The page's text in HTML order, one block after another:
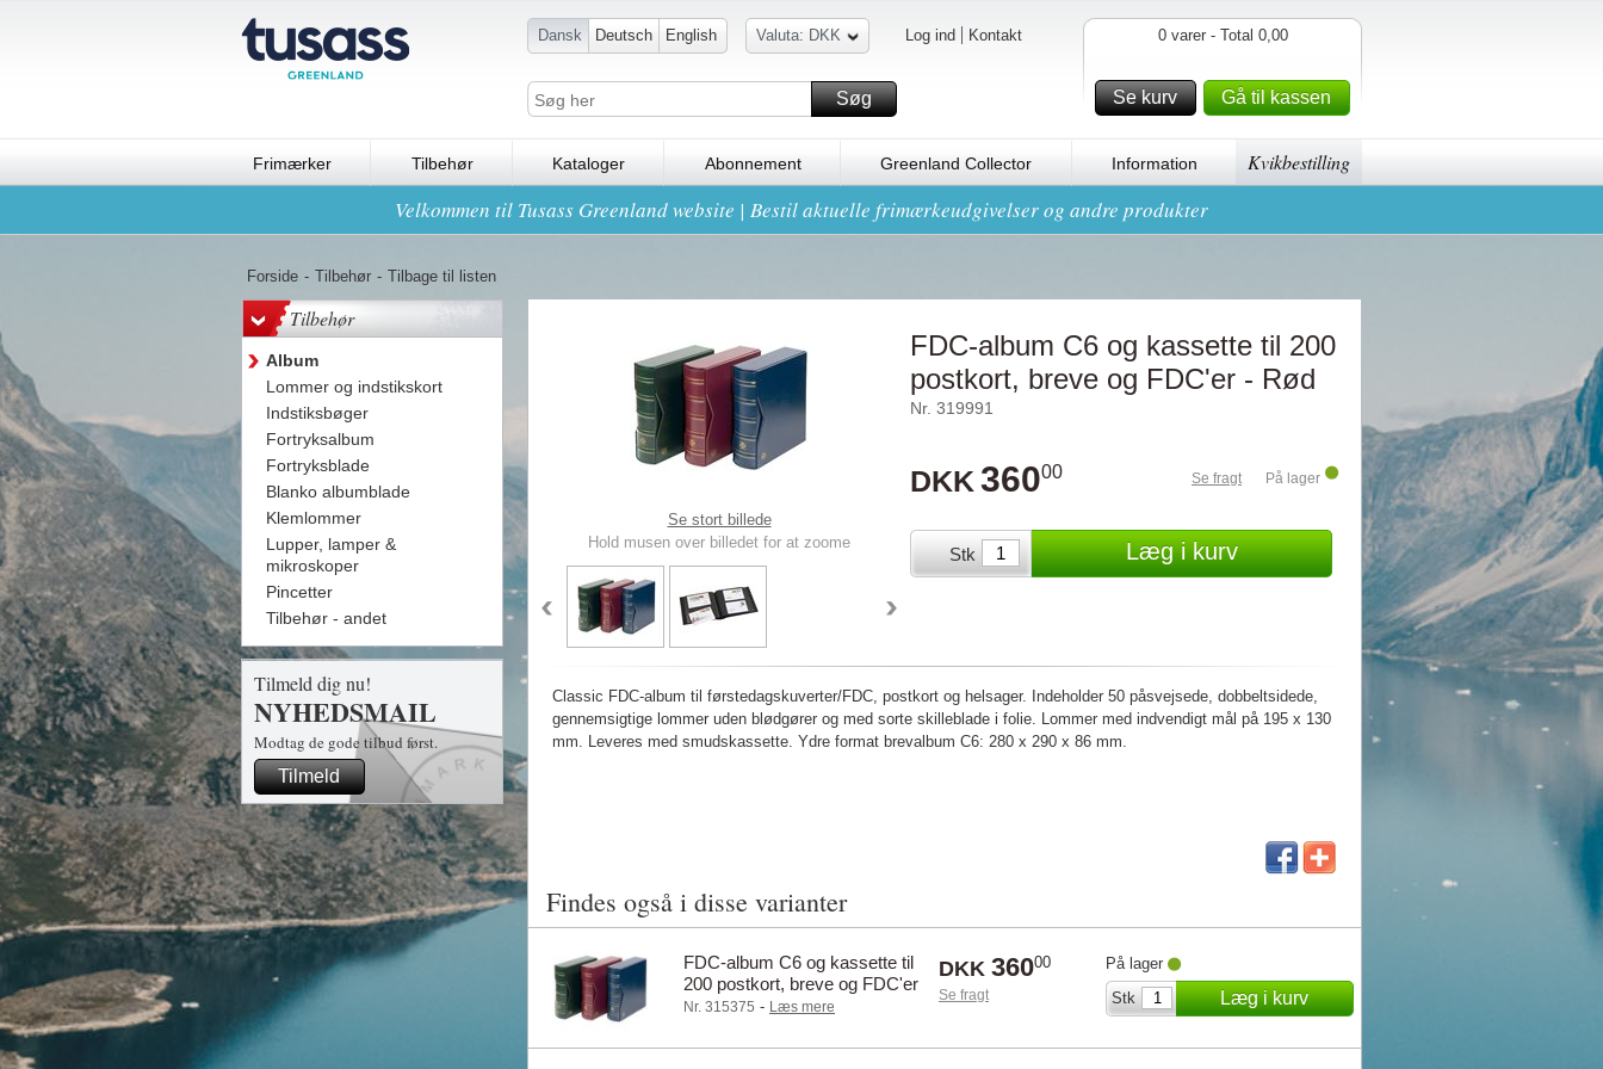
Dansk Deutsch English Valuta: DKK Log ind Kontakt
Søg
0 varer - Total 0,00
Se kurv Gå til kassen
Frimærker Tilbehør Kataloger Abonnement Greenland Collector Information Kvikbestilling
Velkommen til Tusass Greenland website | Bestil aktuelle frimærkeudgivelser og andre produkter
Forside - Tilbehør - Tilbage til listen
Tilbehør
Album
Lommer og indstikskort
Indstiksbøger
Fortryksalbum
Fortryksblade
Blanko albumblade
Klemlommer
Lupper, lamper &
mikroskoper
Pincetter
Tilbehør - andet
Tilmeld dig nu!
NYHEDSMAIL
Modtag de gode tilbud først.
Tilmeld
Se stort billede
Hold musen over billedet for at zoome
FDC-album C6 og kassette til 200
postkort, breve og FDC'er - Rød
Nr. 319991
DKK 36000 Se fragt På lager
Stk Læg i kurv
Classic FDC-album til førstedagskuverter/FDC, postkort og helsager. Indeholder 50 påsvejsede, dobbeltsidede,
gennemsigtige lommer uden blødgører og med sorte skilleblade i folie. Lommer med indvendigt mål på 195 x 130
mm. Leveres med smudskassette. Ydre format brevalbum C6: 280 x 290 x 86 mm.
Findes også i disse varianter
FDC-album C6 og kassette til
200 postkort, breve og FDC'er
- Grøn
Nr. 315375 - Læs mere
DKK 36000
Se fragt
På lager
Stk
Læg i kurv